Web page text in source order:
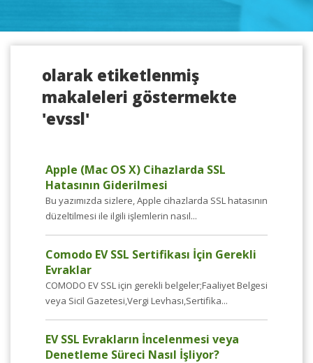
olarak etiketlenmiş
makaleleri göstermekte
'evssl'
Apple (Mac OS X) Cihazlarda SSL
Hatasının Giderilmesi
Bu yazımızda sizlere, Apple cihazlarda SSL hatasının
düzeltilmesi ile ilgili işlemlerin nasıl...
Comodo EV SSL Sertifikası İçin Gerekli
Evraklar
COMODO EV SSL için gerekli belgeler;Faaliyet Belgesi
veya Sicil Gazetesi,Vergi Levhası,Sertifika...
EV SSL Evrakların İncelenmesi veya
Denetleme Süreci Nasıl İşliyor?